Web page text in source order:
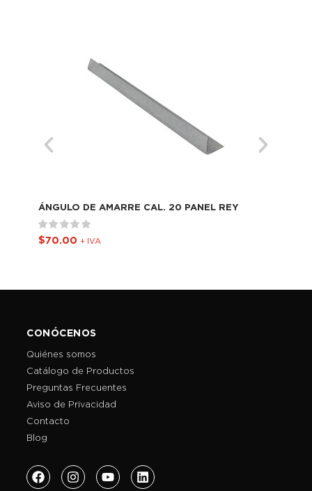
ÁNGULO DE AMARRE CAL. 20 PANEL REY
$70.00 + IVA
CONÓCENOS
Quiénes somos
Catálogo de Productos
Preguntas Frecuentes
Aviso de Privacidad
Contacto
Blog